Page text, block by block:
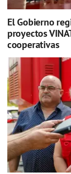
El Gobierno
proyectos
cooperativas